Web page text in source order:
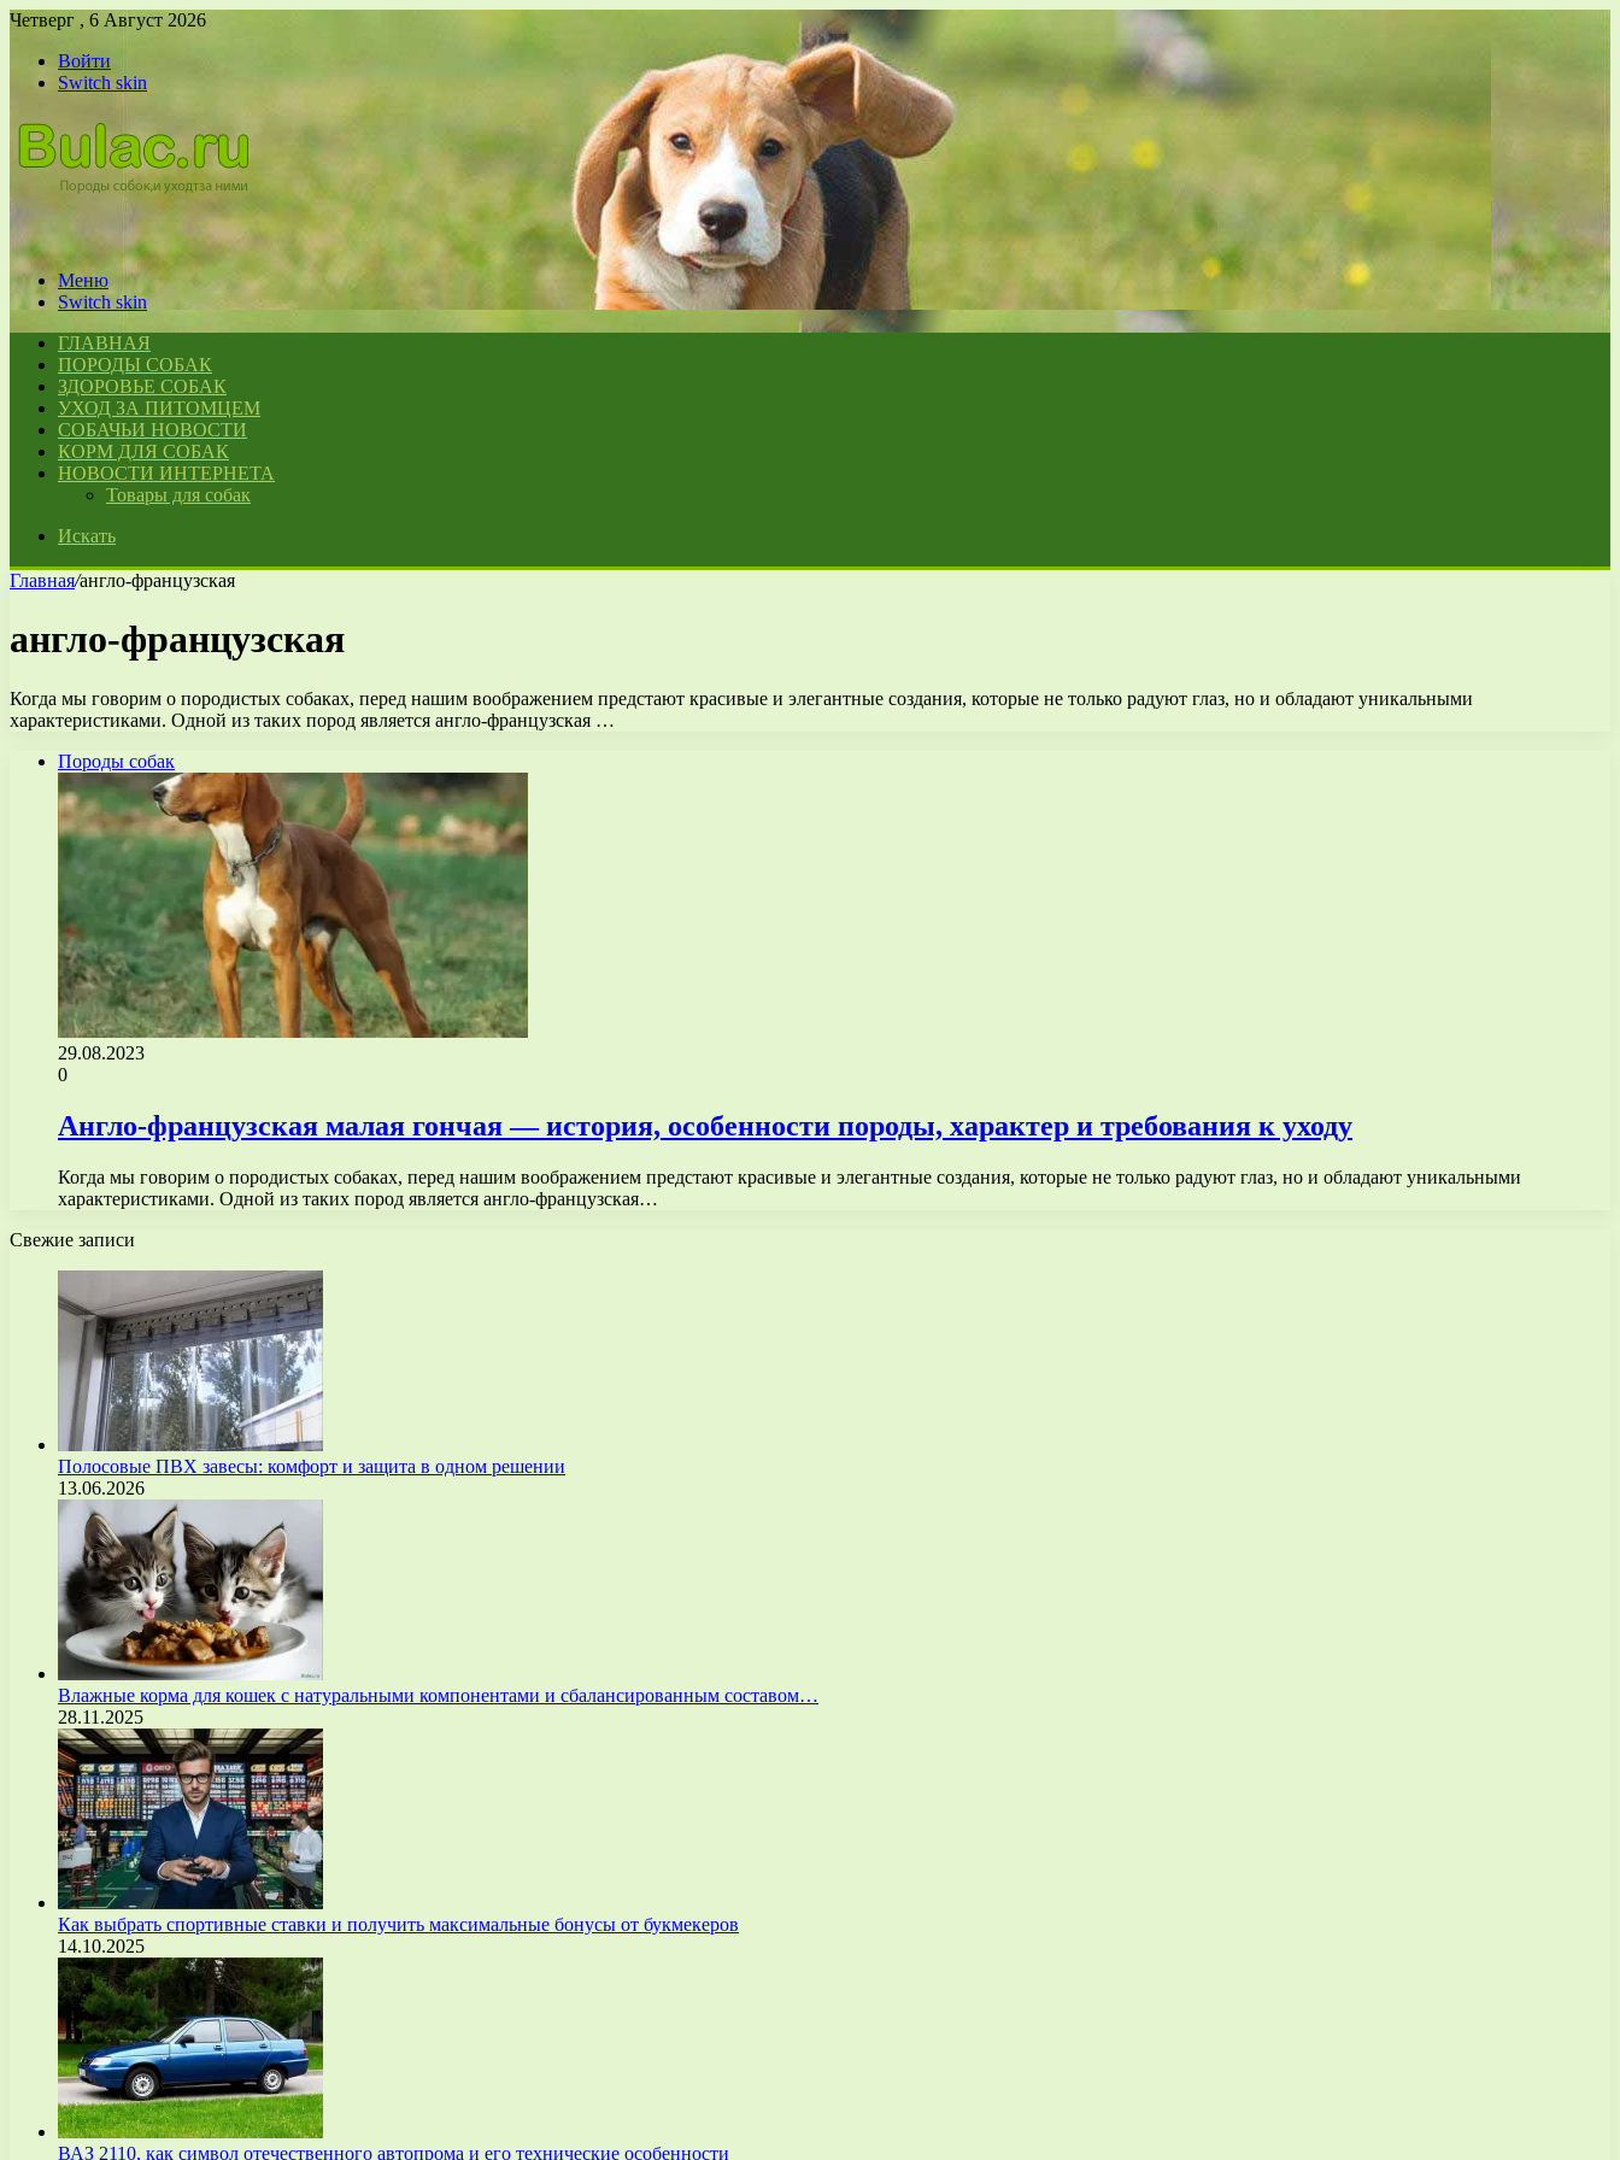
Четверг , 6 Август 2026
Войти
Switch skin
Меню
Switch skin
ГЛАВНАЯ
ПОРОДЫ СОБАК
ЗДОРОВЬЕ СОБАК
УХОД ЗА ПИТОМЦЕМ
СОБАЧЬИ НОВОСТИ
КОРМ ДЛЯ СОБАК
НОВОСТИ ИНТЕРНЕТА
Товары для собак
Искать
Главная/англо-французская
англо-французская
Когда мы говорим о породистых собаках, перед нашим воображением предстают красивые и элегантные создания, которые не только радуют глаз, но и обладают уникальными
характеристиками. Одной из таких пород является англо-французская …
Породы собак
29.08.2023
0
Англо-французская малая гончая — история, особенности породы, характер и требования к уходу
Когда мы говорим о породистых собаках, перед нашим воображением предстают красивые и элегантные создания, которые не только радуют глаз, но и обладают уникальными
характеристиками. Одной из таких пород является англо-французская…
Свежие записи
Полосовые ПВХ завесы: комфорт и защита в одном решении
13.06.2026
Влажные корма для кошек с натуральными компонентами и сбалансированным составом…
28.11.2025
Как выбрать спортивные ставки и получить максимальные бонусы от букмекеров
14.10.2025
ВАЗ 2110, как символ отечественного автопрома и его технические особенности